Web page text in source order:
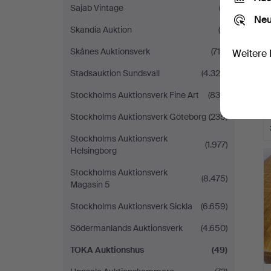
Sajab Vintage
(3)
Skandia Auktion
(6)
Skånes Auktionsverk
(719)
Stadsauktion Sundsvall
(4.328)
Stockholms Auktionsverk Fine Art
(836)
Stockholms Auktionsverk Göteborg (235)
Stockholms Auktionsverk
Helsingborg
(1.977)
Stockholms Auktionsverk
Magasin 5
(8.475)
Stockholms Auktionsverk Sickla
(6.659)
Södermanlands Auktionsverk
(4.650)
TOKA Auktionshus
(49)
Weitere